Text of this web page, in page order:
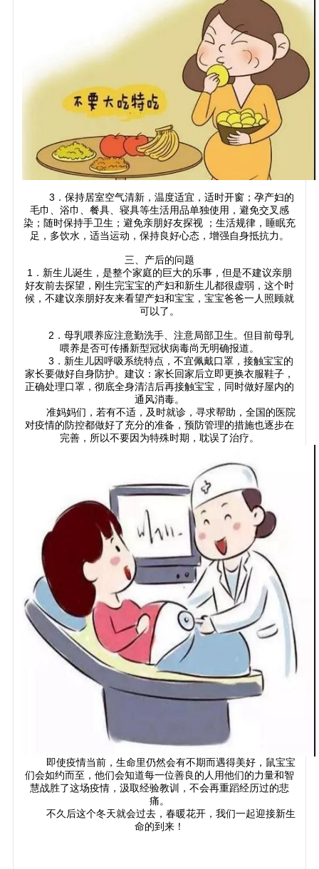
3．保持居室空气清新，温度适宜，适时开窗；孕产妇的
毛巾、浴巾、餐具、寝具等生活用品单独使用，避免交叉感
染；随时保持手卫生；避免亲朋好友探视 ；生活规律，睡眠充
足，多饮水，适当运动，保持良好心态，增强自身抵抗力。
三、产后的问题
1．新生儿诞生，是整个家庭的巨大的乐事，但是不建议亲朋
好友前去探望，刚生完宝宝的产妇和新生儿都很虚弱，这个时
候，不建议亲朋好友来看望产妇和宝宝，宝宝爸爸一人照顾就
可以了。
2．母乳喂养应注意勤洗手、注意局部卫生。但目前母乳
喂养是否可传播新型冠状病毒尚无明确报道。
3．新生儿因呼吸系统特点，不宜佩戴口罩，接触宝宝的
家长要做好自身防护。建议：家长回家后立即更换衣服鞋子，
正确处理口罩，彻底全身清洁后再接触宝宝，同时做好屋内的
通风消毒。
准妈妈们，若有不适，及时就诊，寻求帮助，全国的医院
对疫情的防控都做好了充分的准备，预防管理的措施也逐步在
完善，所以不要因为特殊时期，耽误了治疗。
即使疫情当前，生命里仍然会有不期而遇得美好，鼠宝宝
们会如约而至，他们会知道每一位善良的人用他们的力量和智
慧战胜了这场疫情，汲取经验教训，不会再重蹈经历过的悲
痛。
不久后这个冬天就会过去，春暖花开，我们一起迎接新生
命的到来！